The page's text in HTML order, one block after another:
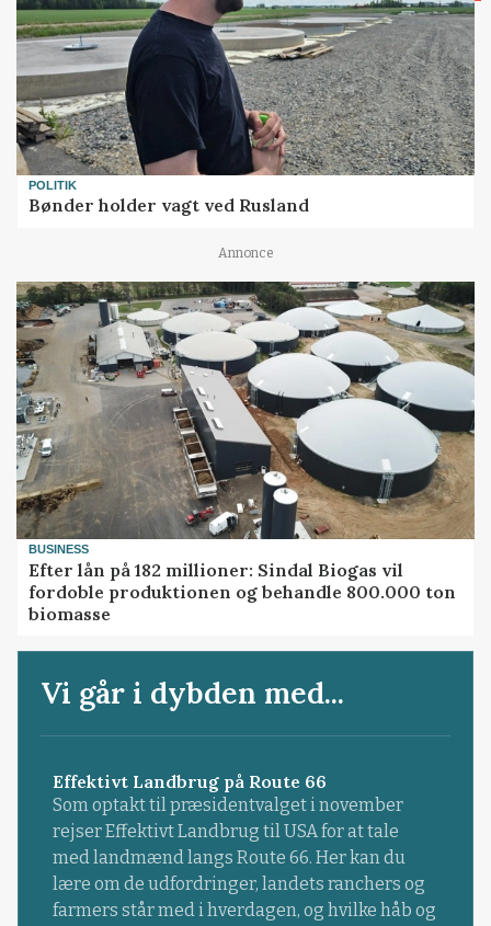
POLITIK
Bønder holder vagt ved Rusland
Annonce
BUSINESS
Efter lån på 182 millioner: Sindal Biogas vil
fordoble produktionen og behandle 800.000 ton
biomasse
Vi går i dybden med...
Effektivt Landbrug på Route 66
Som optakt til præsidentvalget i november
rejser Effektivt Landbrug til USA for at tale
med landmænd langs Route 66. Her kan du
lære om de udfordringer, landets ranchers og
farmers står med i hverdagen, og hvilke håb og